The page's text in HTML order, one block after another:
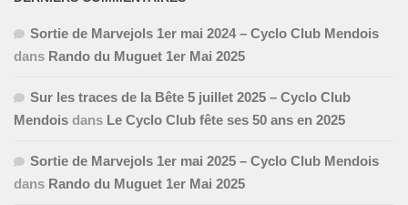
Sortie de Marvejols 1er mai 2024 – Cyclo Club Mendois
dans Rando du Muguet 1er Mai 2025
Sur les traces de la Bête 5 juillet 2025 – Cyclo Club
Mendois dans Le Cyclo Club fête ses 50 ans en 2025
Sortie de Marvejols 1er mai 2025 – Cyclo Club Mendois
dans Rando du Muguet 1er Mai 2025